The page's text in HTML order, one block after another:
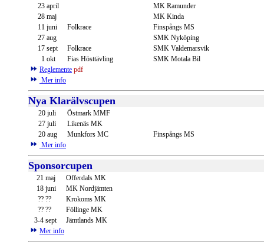
23 april
MK Ramunder
28 maj
MK Kinda
11 juni Folkrace
Finspångs MS
27 aug
SMK Nyköping
17 sept Folkrace
SMK Valdemarsvik
1 okt Fias Hösttävling
SMK Motala Bil
Reglemente pdf
Mer info
Nya Klarälvscupen
20 juli
Östmark MMF
27 juli
Likenäs MK
20 aug Munkfors MC
Finspångs MS
Mer info
Sponsorcupen
21 maj
Offerdals MK
18 juni
MK Nordjämten
?? ??
Krokoms MK
?? ??
Föllinge MK
3-4 sept
Jämtlands MK
Mer info